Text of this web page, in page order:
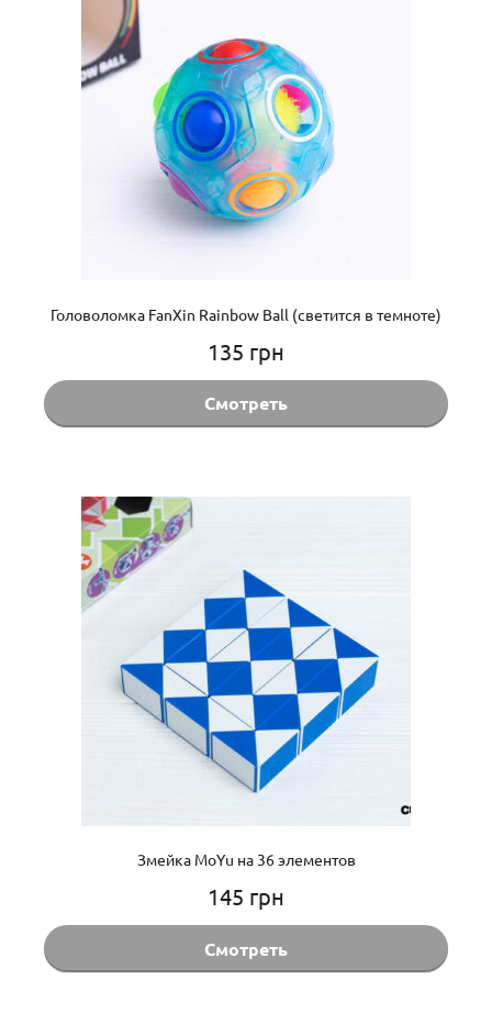
Головоломка FanXin Rainbow Ball (светится в темноте)
135 грн
Смотреть
Змейка MoYu на 36 элементов
145 грн
Смотреть